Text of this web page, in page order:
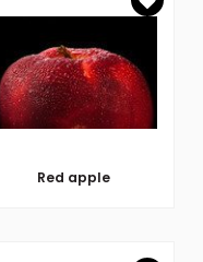
Red apple